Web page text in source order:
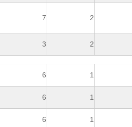
7 2
3 2
6 1
6 1
6 1